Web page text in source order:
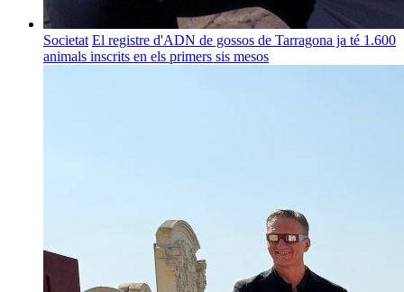
Societat El registre d'ADN de gossos de Tarragona ja té 1.600
animals inscrits en els primers sis mesos